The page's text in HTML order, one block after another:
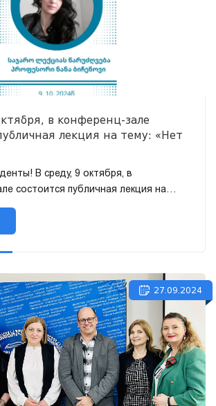
в конференц-зале
лекция на тему: «Нет
В среду, 9 октября, в
состоится публичная лекция на
27.09.2024